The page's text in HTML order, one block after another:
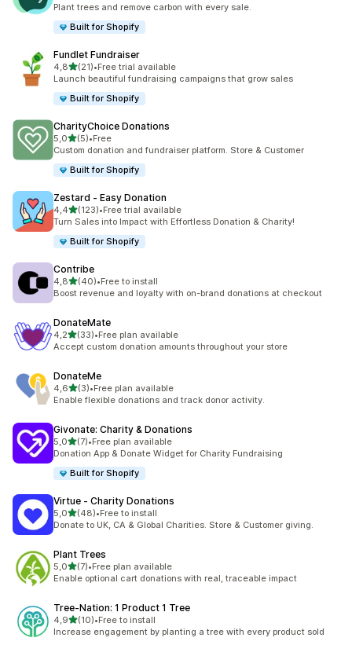
Plant trees and remove carbon with every sale.
Built for Shopify
Fundlet Fundraiser
4,8z 5 hvězd
(21)
Celkový počet recenzí: 21
•Free trial available
Launch beautiful fundraising campaigns that grow sales
Built for Shopify
CharityChoice Donations
5,0z 5 hvězd
(5)
Celkový počet recenzí: 5
•Free
Custom donation and fundraiser platform. Store & Customer
Built for Shopify
Zestard ‑ Easy Donation
4,4z 5 hvězd
(123)
Celkový počet recenzí: 123
•Free trial available
Turn Sales into Impact with Effortless Donation & Charity!
Built for Shopify
Contribe
4,8z 5 hvězd
(40)
Celkový počet recenzí: 40
•Free to install
Boost revenue and loyalty with on-brand donations at checkout
DonateMate
4,2z 5 hvězd
(33)
Celkový počet recenzí: 33
•Free plan available
Accept custom donation amounts throughout your store
DonateMe
4,6z 5 hvězd
(3)
Celkový počet recenzí: 3
•Free plan available
Enable flexible donations and track donor activity.
Givonate: Charity & Donations
5,0z 5 hvězd
(7)
Celkový počet recenzí: 7
•Free plan available
Donation App & Donate Widget for Charity Fundraising
Built for Shopify
Virtue ‑ Charity Donations
5,0z 5 hvězd
(48)
Celkový počet recenzí: 48
•Free to install
Donate to UK, CA & Global Charities. Store & Customer giving.
Plant Trees
5,0z 5 hvězd
(7)
Celkový počet recenzí: 7
•Free plan available
Enable optional cart donations with real, traceable impact
Tree‑Nation: 1 Product 1 Tree
4,9z 5 hvězd
(10)
Celkový počet recenzí: 10
•Free to install
Increase engagement by planting a tree with every product sold